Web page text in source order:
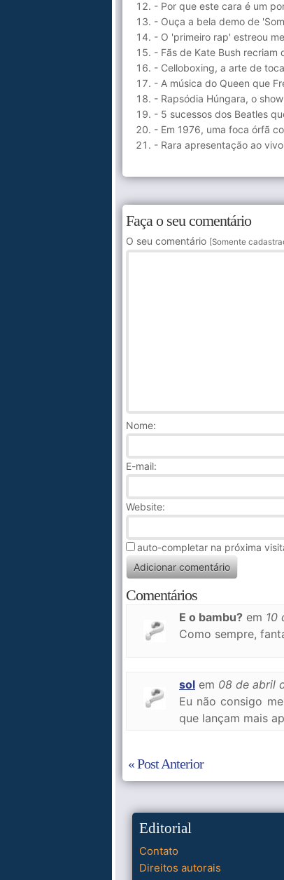
- Por que este cara é um
- Ouça a bela demo de
- O 'primeiro rap' estreou
- Fãs de Kate Bush
- Celloboxing, a arte de
- A música do Queen que
- Rapsódia Húngara, o
- 5 sucessos dos Beatles
- Em 1976, uma foca órfã
- Rara apresentação ao
Faça o seu comentário
O seu comentário [Somente
Nome:
E-mail:
Website:
auto-completar na próxima
Comentários
E o bambu? em 10
Como sempre,
sol em 08 de abril
Eu não consigo
que lançam mais
« Post Anterior
Editorial
Contato
Direitos autorais